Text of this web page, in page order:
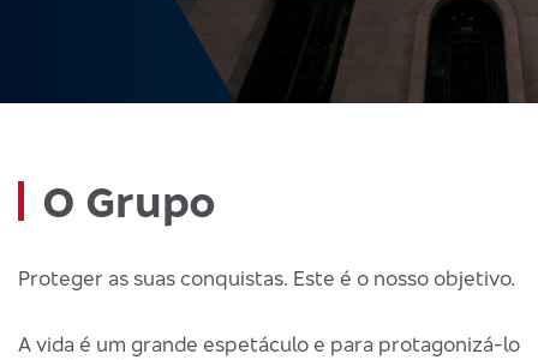
O Grupo
Proteger as suas conquistas. Este é o nosso objetivo.
A vida é um grande espetáculo e para protagonizá-lo